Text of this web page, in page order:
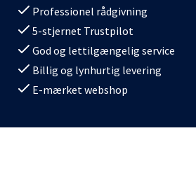
Professionel rådgivning
5-stjernet Trustpilot
God og lettilgængelig service
Billig og lynhurtig levering
E-mærket webshop